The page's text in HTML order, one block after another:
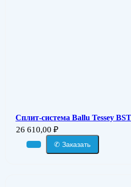
Сплит-система Ballu Tessey
26 610,00 ₽
✆ Заказать